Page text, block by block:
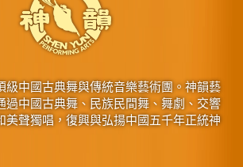
級中國古典舞與傳統音樂藝術團。神韻藝
過中國古典舞、民族民間舞、舞劇、交響
美聲獨唱，復興與弘揚中國五千年正統神